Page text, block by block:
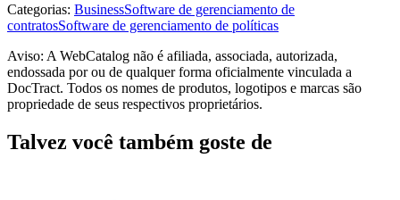
Categorias: BusinessSoftware de gerenciamento de
contratosSoftware de gerenciamento de políticas
Aviso: A WebCatalog não é afiliada, associada, autorizada,
endossada por ou de qualquer forma oficialmente vinculada a
DocTract. Todos os nomes de produtos, logotipos e marcas são
propriedade de seus respectivos proprietários.
Talvez você também goste de